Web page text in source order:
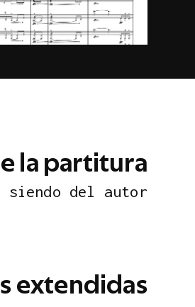
elapartitura
siendo del autor
sextendidas